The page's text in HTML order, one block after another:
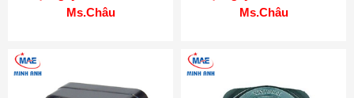
Ms.Châu
Ms.Châu